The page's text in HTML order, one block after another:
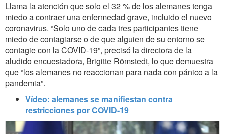
Llama la atención que solo el 32 % de los alemanes tenga
miedo a contraer una enfermedad grave, incluido el nuevo
coronavirus. “Solo uno de cada tres participantes tiene
miedo de contagiarse o de que alguien de su entorno se
contagie con la COVID-19”, precisó la directora de la
aludido encuestadora, Brigitte Römstedt, lo que demuestra
que “los alemanes no reaccionan para nada con pánico a la
pandemia”.
Vídeo: alemanes se manifiestan contra
restricciones por COVID-19